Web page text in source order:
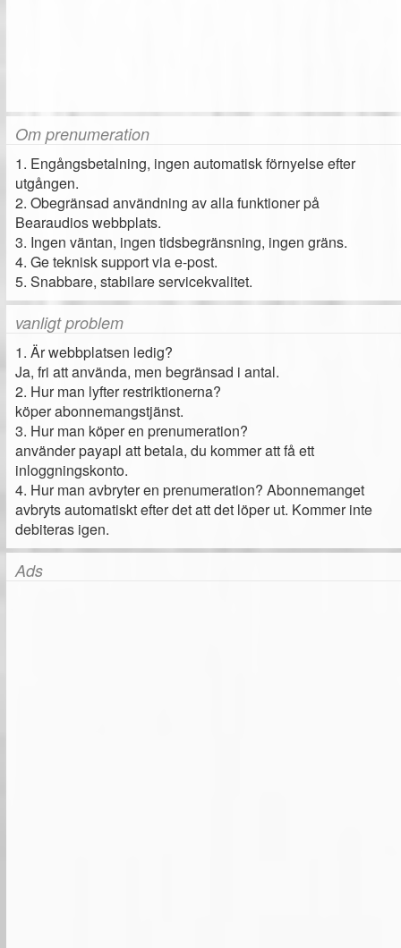
Om prenumeration
1. Engångsbetalning, ingen automatisk förnyelse efter
utgången.
2. Obegränsad användning av alla funktioner på
Bearaudios webbplats.
3. Ingen väntan, ingen tidsbegränsning, ingen gräns.
4. Ge teknisk support via e-post.
5. Snabbare, stabilare servicekvalitet.
vanligt problem
1. Är webbplatsen ledig?
Ja, fri att använda, men begränsad i antal.
2. Hur man lyfter restriktionerna?
köper abonnemangstjänst.
3. Hur man köper en prenumeration?
använder payapl att betala, du kommer att få ett
inloggningskonto.
4. Hur man avbryter en prenumeration? Abonnemanget
avbryts automatiskt efter det att det löper ut. Kommer inte
debiteras igen.
Ads